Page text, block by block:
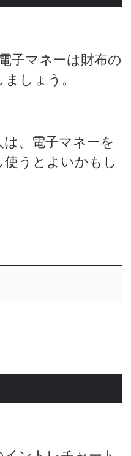
子マネーは財布の
しょう。
、電子マネーを
うとよいかもし